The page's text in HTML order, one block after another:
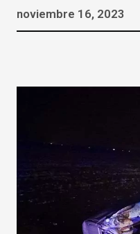
noviembre 16, 2023